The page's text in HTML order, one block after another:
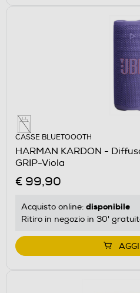
CASSE BLUETOOOTH
HARMAN KARDON -
GRIP-Viola
€ 99,90
Acquisto online: disponibile
Ritiro in negozio in 30'